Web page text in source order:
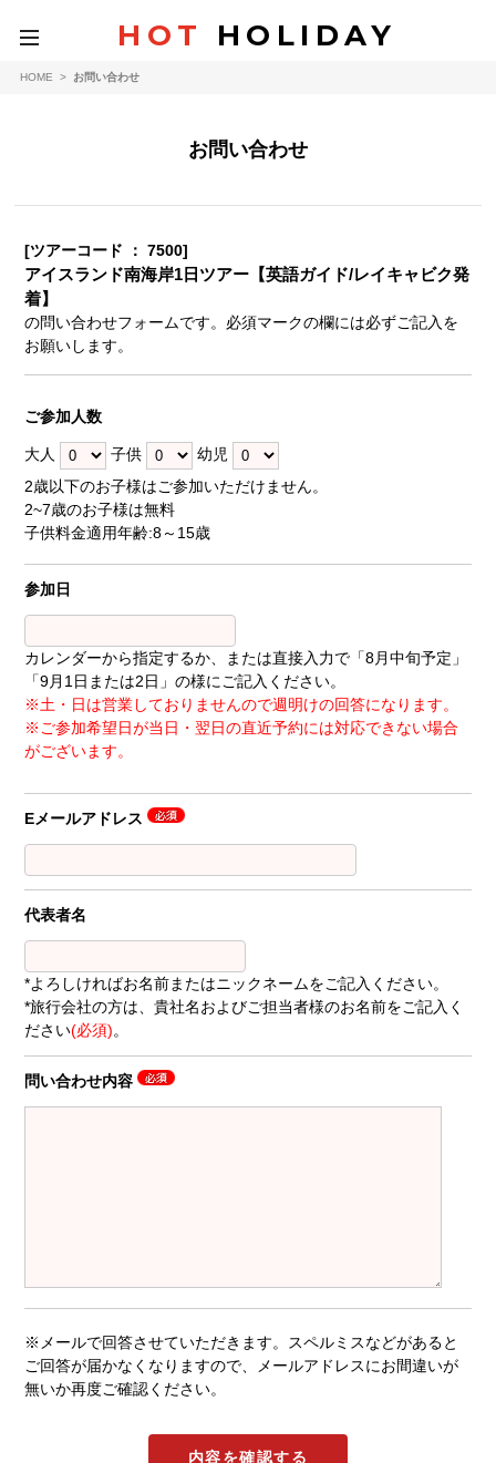
toggle
navigation
HOT HOLIDAY
HOME > お問い合わせ
お問い合わせ
[ツアーコード ： 7500]
アイスランド南海岸1日ツアー【英語ガイド/レイキャビク発
着】
の問い合わせフォームです。必須マークの欄には必ずご記入を
お願いします。
ご参加人数
大人 子供
幼児
2歳以下のお子様はご参加いただけません。
2~7歳のお子様は無料
子供料金適用年齢:8～15歳
参加日
カレンダーから指定するか、または直接入力で「8月中旬予定」
「9月1日または2日」の様にご記入ください。
※土・日は営業しておりませんので週明けの回答になります。
※ご参加希望日が当日・翌日の直近予約には対応できない場合
がございます。
Eメールアドレス
代表者名
*よろしければお名前またはニックネームをご記入ください。
*旅行会社の方は、貴社名およびご担当者様のお名前をご記入く
ださい(必須)。
問い合わせ内容
※メールで回答させていただきます。スペルミスなどがあると
ご回答が届かなくなりますので、メールアドレスにお間違いが
無いか再度ご確認ください。